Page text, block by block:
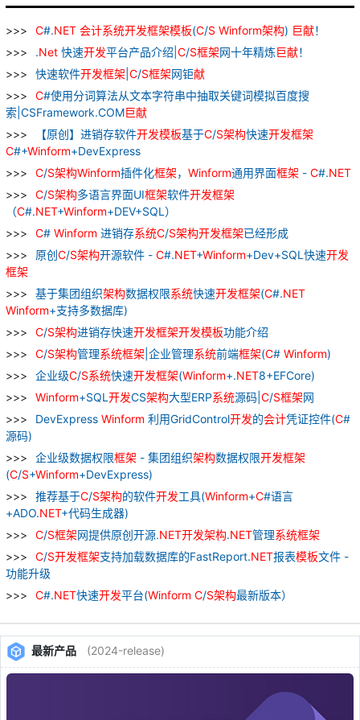
C#.NET 会计系统开发框架模板(C/S Winform架构) 巨献！
.Net 快速开发平台产品介绍| C/S框架网十年精炼巨献！
快速软件开发框架 C/S框架网钜献
C#使用分词算法从文本字符串中抽取关键词模拟百度搜
索|CSFramework.COM巨献
【原创】进销存软件开发模板基于C/S架构快速开发框架
C#+Winform+DevExpress
C/S架构Winform插件化框架， Winform通用界面框架 - C#.NET
C/S架构多语言界面UI框架软件开发框架
（C#.NET+Winform+DEV+SQL）
C# Winform 进销存系统C/S架构开发框架已经形成
原创C/S架构开源软件 - C#.NET+Winform+Dev+SQL快速开发
框架
基于集团组织架构数据权限系统快速开发框架(C#.NET
Winform+支持多数据库)
C/S架构进销存快速开发框架开发模板功能介绍
C/S架构管理系统框架 |企业管理系统前端框架(C# Winform)
企业级C/S系统快速开发框架(Winform+.NET8+EFCore)
Winform+SQL 开发CS架构大型ERP系统源码| C/S框架网
DevExpress Winform 利用GridControl开发的会计凭证控件(C#
源码)
企业级数据权限框架 - 集团组织架构数据权限开发框架
(C/S+Winform+DevExpress)
推荐基于C/S架构的软件开发工具(Winform+C#语言
+ADO.NET+代码生成器)
C/S框架网提供原创开源.NET开发架构.NET管理系统框架
C/S开发框架支持加载数据库的FastReport.NET报表模板文件 -
功能升级
C#.NET快速开发平台(Winform C/S架构最新版本）
最新产品 (2024-release)